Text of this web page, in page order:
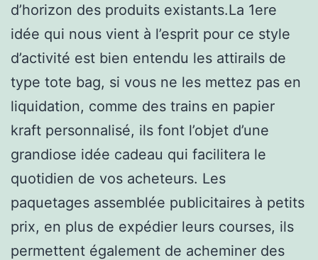
d’horizon des produits existants.La 1ere
idée qui nous vient à l’esprit pour ce style
d’activité est bien entendu les attirails de
type tote bag, si vous ne les mettez pas en
liquidation, comme des trains en papier
kraft personnalisé, ils font l’objet d’une
grandiose idée cadeau qui facilitera le
quotidien de vos acheteurs. Les
paquetages assemblée publicitaires à petits
prix, en plus de expédier leurs courses, ils
permettent également de acheminer des